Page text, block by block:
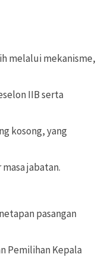
melalui mekanisme,
IIB serta
kosong, yang
jabatan.
pasangan
Pemilihan Kepala